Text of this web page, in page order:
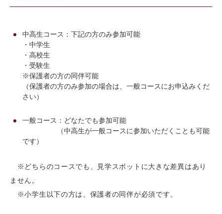
中高生コース：下記の方のみ参加可能
・中学生
・高校生
・受験生
※保護者の方の同伴可能
（保護者の方のみ参加の場合は、一般コースにお申込みくだ
さい）
一般コース：どなたでも参加可能
（中高生が一般コースに参加いただくことも可能
です）
※どちらのコースでも、見学スポットに大きな差異はあり
ません。
※小学生以下の方は、保護者の同伴が必須です。